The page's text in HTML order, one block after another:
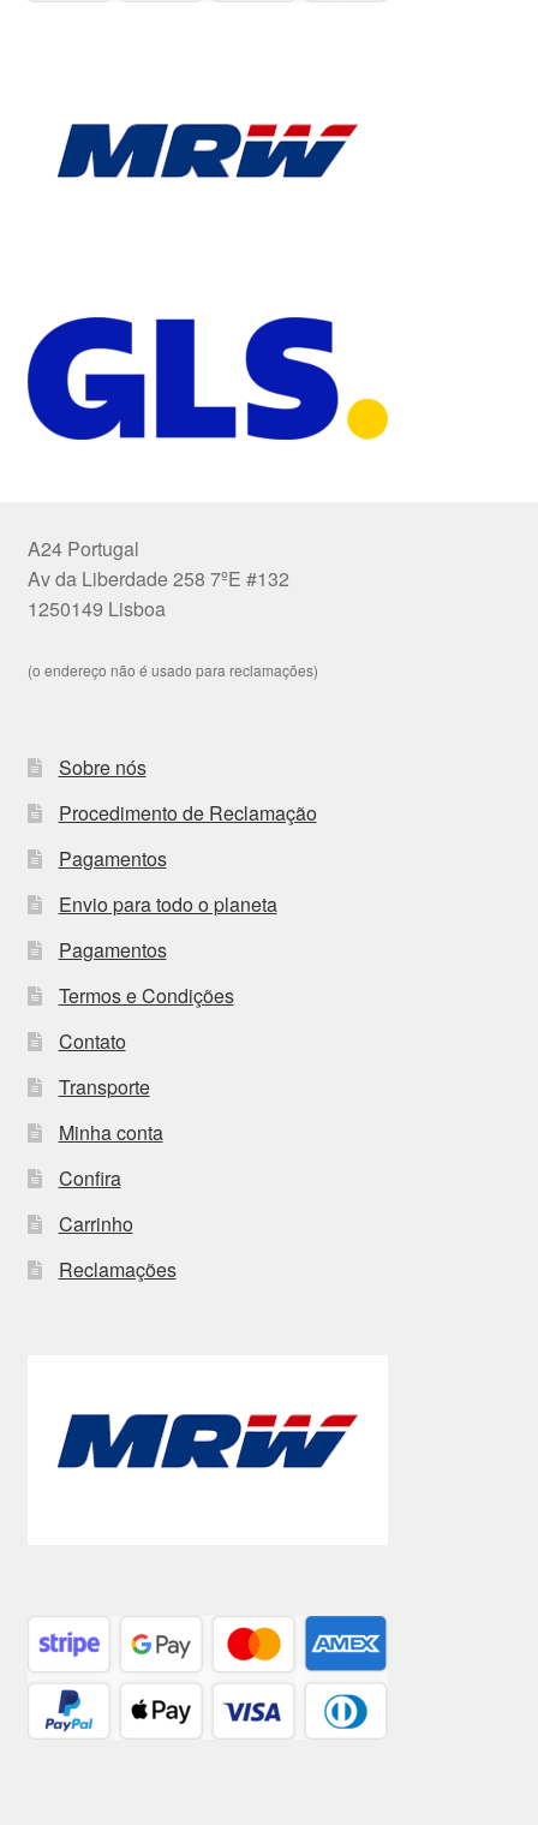
A24 Portugal
Av da Liberdade 258 7ºE #132
1250149 Lisboa
(o endereço não é usado para reclamações)
Sobre nós
Procedimento de Reclamação
Pagamentos
Envio para todo o planeta
Pagamentos
Termos e Condições
Contato
Transporte
Minha conta
Confira
Carrinho
Reclamações